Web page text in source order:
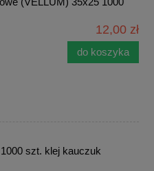
12,00 zł
do koszyka
szt. klej kauczuk